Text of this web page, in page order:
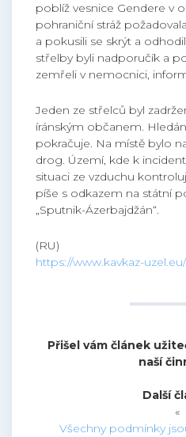
poblíž vesnice Gendere v
pohraniční stráž
a pokusili se skrýt a
střelby byli nadporučík a
zemřeli v nemocnici,
Jeden ze střelců byl
íránským občanem.
pokračuje. Na místě bylo
drog. Území, kde k
situaci ze vzduchu
píše s odkazem na státní
„Sputnik-Ázerbajdžán“.
(RU)
https://www.kavkaz-
Přišel vám článek
naší
Další
«
Všechny podmínky